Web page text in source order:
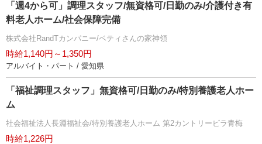
「週4から可」調理スタッフ/無資格可/日勤のみ/介護付き有
料老人ホーム/社会保障完備
株式会社RandTカンパニー/ベティさんの家神領
時給1,140円～1,350円
アルバイト・パート / 愛知県
「福祉調理スタッフ」無資格可/日勤のみ/特別養護老人ホー
ム
社会福祉法人長淵福祉会/特別養護老人ホーム 第2カントリービラ青梅
時給1,226円